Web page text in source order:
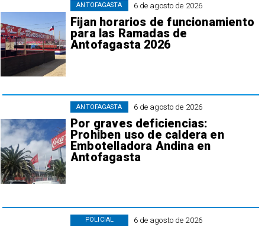
6 de agosto de 2026
Fijan horarios de funcionamiento
para las Ramadas de
Antofagasta 2026
ANTOFAGASTA
6 de agosto de 2026
Por graves deficiencias:
Prohiben uso de caldera en
Embotelladora Andina en
Antofagasta
ANTOFAGASTA
6 de agosto de 2026
POLICIAL